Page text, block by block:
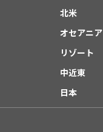
北米
オセアニア
リゾート
中近東
日本